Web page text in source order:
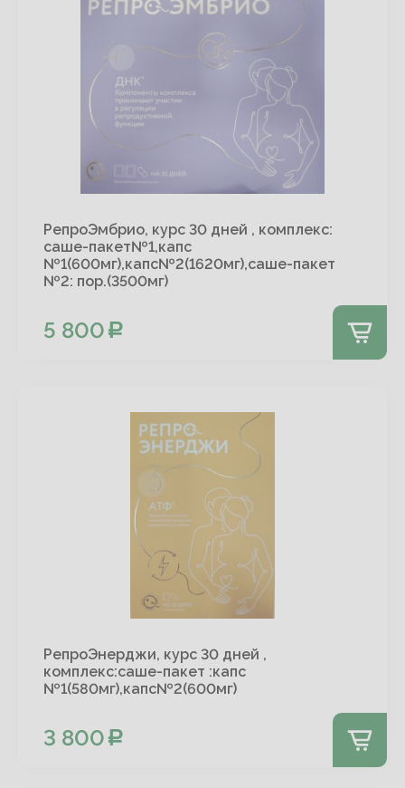
РепроЭмбрио, курс 30 дней , комплекс:
саше-пакет№1,капс
№1(600мг),капс№2(1620мг),саше-пакет
№2: пор.(3500мг)
5 800
РепроЭнерджи, курс 30 дней ,
комплекс:саше-пакет :капс
№1(580мг),капс№2(600мг)
3 800